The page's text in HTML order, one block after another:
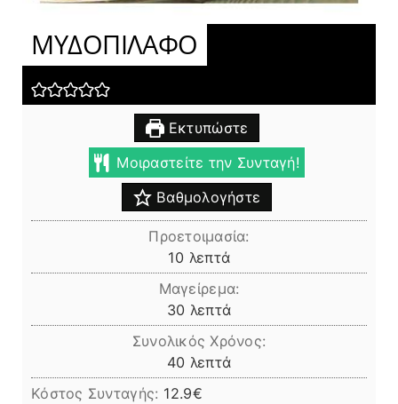
ΜΥΔΟΠΙΛΑΦΟ
Εκτυπώστε
Μοιραστείτε την Συνταγή!
Βαθμολογήστε
Προετοιμασία:
10 λεπτά
λεπτά
Μαγείρεμα:
30 λεπτά
λεπτά
Συνολικός Χρόνος:
40 λεπτά
λεπτά
Κόστος Συνταγής: 12.9€